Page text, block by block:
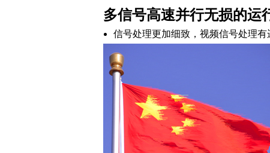
多信号高速并行无损的运
信号处理更加细致，视频信号处理